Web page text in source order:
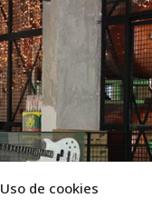
Uso de cookies